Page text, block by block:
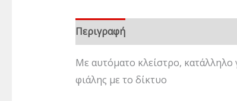
Περιγραφή
Με αυτόματο κλείστρο, κατάλληλο
φιάλης με το δίκτυο